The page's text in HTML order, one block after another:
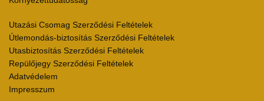
Utazási Csomag Szerződési Feltételek
Útlemondás-biztosítás Szerződési Feltételek
Utasbiztosítás Szerződési Feltételek
Repülőjegy Szerződési Feltételek
Adatvédelem
Impresszum